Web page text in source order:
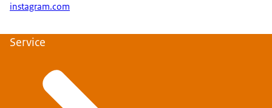
instagram.com
Service